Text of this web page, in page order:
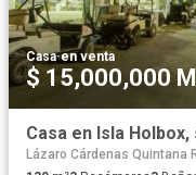
Casa·en venta
$ 15,000,000
Casa en Isla Holbox,
Lázaro Cárdenas Quintana